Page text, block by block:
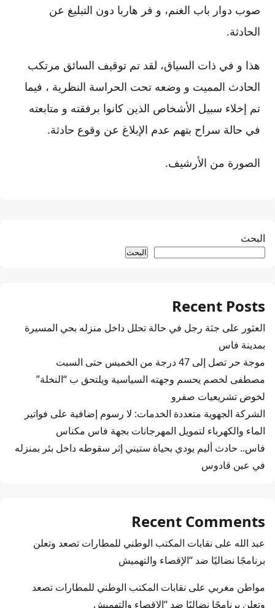
صوب دوار باب الغنم، و فر هاربا دون التبليغ عن
الحادثة.
هذا و في ذات السياق، لقد تم توقيف السائق مرتكب
الحادث المميت و وضعه تحت الحراسة النظرية ، فيما
تم إخلاء سبيل الأشخاص الذين كانوا برفقته و متابعته
في حالة سراح بتهم عدم الإبلاغ عن وقوع حادثة.
الصورة من الأرشيف.
البحث
البحث
Recent Posts
العثور على جثة رجل في حالة تحلل داخل منزله بحي المسيرة
بمدينة فاس
موجة حر تصل إلى 47 درجة من الخميس حتى السبت
مصطفى لخصم يحسم وجهته السياسية ويلتحق ب “النخلة”
لخوض تشريعيات صفرو
الشركة الجهوية متعددة الخدمات: لا رسوم إضافية على فواتير
الماء والكهرباء لتمويل المهرجانات بجهة فاس مكناس
فاس.. حادث أليم يودي بحياة ستيني إثر سقوطه داخل بئر بمنزله
في عين قادوس
Recent Comments
عبد الله على نقابات المكتب الوطني للمطارات تصعد وتعلن
برنامجًا نضاليًا ضد “الإقصاء والتهميش
مواطن مغربي على نقابات المكتب الوطني للمطارات تصعد
وتعلن برنامجًا نضاليًا ضد “الإقصاء والتهميش